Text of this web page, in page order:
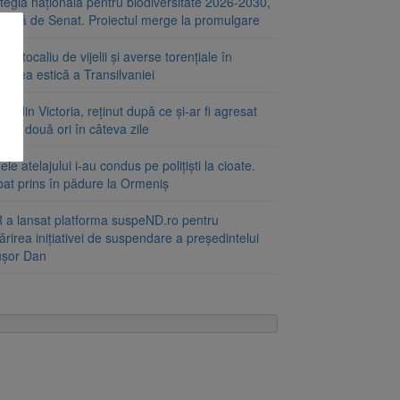
de Senat. Proiectul merge la promulgare
portocaliu de vijelii și averse torențiale în
estică a Transilvaniei
din Victoria, reținut după ce și-ar fi agresat
de două ori în câteva zile
atelajului i-au condus pe polițiști la cioate.
prins în pădure la Ormeniș
a lansat platforma suspeND.ro pentru
inițiativei de suspendare a președintelui
Dan